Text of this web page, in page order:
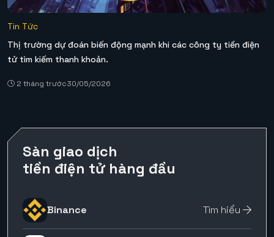
Tin Tức
Thị trường dự đoán biến động mạnh khi các công ty tiền điện
tử tìm kiếm thanh khoản.
2 tháng trước30/05/2026
Sàn giao dịch
tiền điện tử hàng đầu
Binance Tìm hiểu